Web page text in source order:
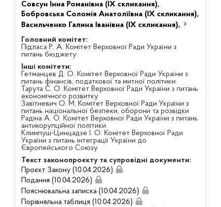
Совсун Інна Романівна (IX скликання),
Бобровська Соломія Анатоліївна (IX скликання),
Васильченко Галина Іванівна (IX скликання),
Головний комітет:
Підласа Р. А. Комітет Верховної Ради України з
питань бюджету
Інші комітети:
Гетманцев Д. О. Комітет Верховної Ради України з
питань фінансів, податкової та митної політики
Тарута С. О. Комітет Верховної Ради України з питань
економічного розвитку
Завітневич О. М. Комітет Верховної Ради України з
питань національної безпеки, оборони та розвідки
Радіна А. О. Комітет Верховної Ради України з питань
антикорупційної політики
Климпуш-Цинцадзе І. О. Комітет Верховної Ради
України з питань інтеграції України до
Європейського Союзу
Текст законопроєкту та супровідні документи:
Проєкт Закону (10.04.2026)
Подання (10.04.2026)
Пояснювальна записка (10.04.2026)
Порівняльна таблиця (10.04.2026)